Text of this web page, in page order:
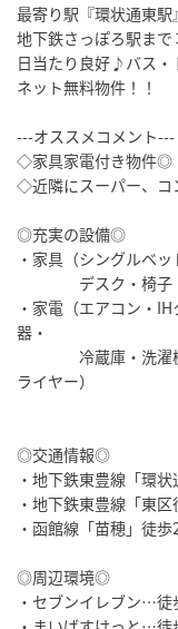
最寄り駅『環状通東駅
地下鉄さっぽろ駅ま
日当たり良好♪バス
ネット無料物件！！
---オススメコメント---
◇家具家電付き物件◎
◇近隣にスーパー、コ
◎充実の設備◎
・家具（シングルベ
デスク・椅子・
・家電（エアコン・
器・
冷蔵庫・洗濯機・
ライヤー）
◎交通情報◎
・地下鉄東豊線「環
・地下鉄東豊線「東
・函館線「苗穂」徒歩
◎周辺環境◎
・セブンイレブン…徒